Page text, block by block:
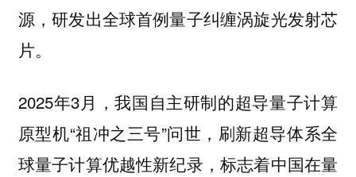
源，研发出全球首例量子纠缠涡旋光发射芯
片。
2025年3月，我国自主研制的超导量子计算
原型机“祖冲之三号”问世，刷新超导体系全
球量子计算优越性新纪录，标志着中国在量